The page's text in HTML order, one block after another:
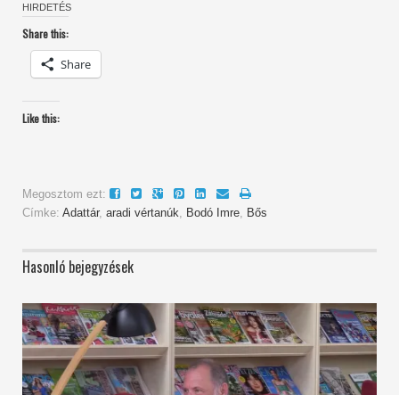
HIRDETÉS
Share this:
Share
Like this:
Megosztom ezt:
Címke: Adattár, aradi vértanúk, Bodó Imre, Bős
Hasonló bejegyzések